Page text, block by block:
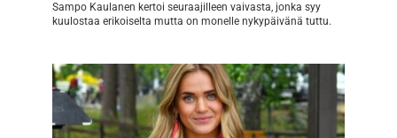
Sampo Kaulanen kertoi seuraajilleen vaivasta, jonka syy
kuulostaa erikoiselta mutta on monelle nykypäivänä tuttu.